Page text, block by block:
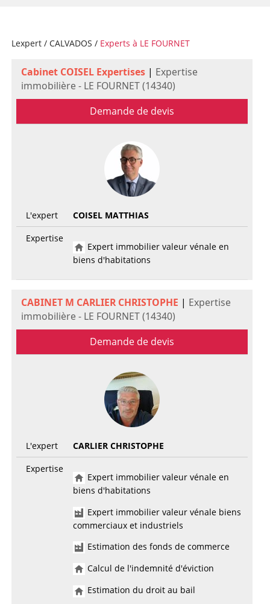
Lexpert/ CALVADOS / Experts à LE FOURNET
Cabinet COISEL Expertises| Expertise
immobilière - LE FOURNET (14340)
Demande de devis
L'expert
COISEL MATTHIAS
Expertise
Expert immobilier valeur vénale en
biens d'habitations
CABINET M CARLIER CHRISTOPHE | Expertise
immobilière - LE FOURNET (14340)
Demande de devis
L'expert
CARLIER CHRISTOPHE
Expertise
Expert immobilier valeur vénale en
biens d'habitations
Expert immobilier valeur vénale biens
commerciaux et industriels
Estimation des fonds de commerce
Calcul de l'indemnité d'éviction
Estimation du droit au bail